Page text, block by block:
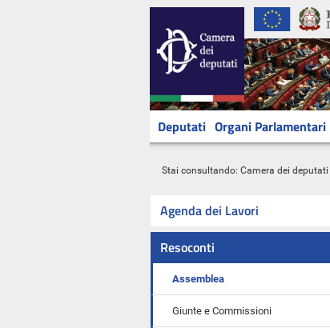
Deputati Organi Parlamentari
Stai consultando: Camera dei deputati
Agenda dei Lavori
Resoconti
Assemblea
Giunte e Commissioni